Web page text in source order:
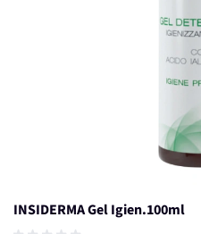
INSIDERMA Gel Igien.100ml